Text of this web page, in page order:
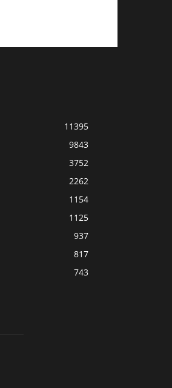
11395
9843
3752
2262
1154
1125
937
817
743